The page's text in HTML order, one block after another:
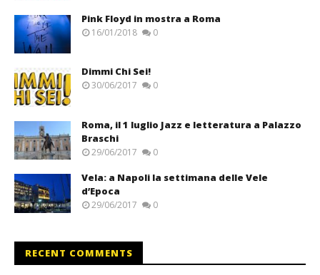
Pink Floyd in mostra a Roma
16/01/2018 0
Dimmi Chi Sei!
30/06/2017 0
Roma, il 1 luglio Jazz e letteratura a Palazzo
Braschi
29/06/2017 0
Vela: a Napoli la settimana delle Vele
d’Epoca
29/06/2017 0
RECENT COMMENTS